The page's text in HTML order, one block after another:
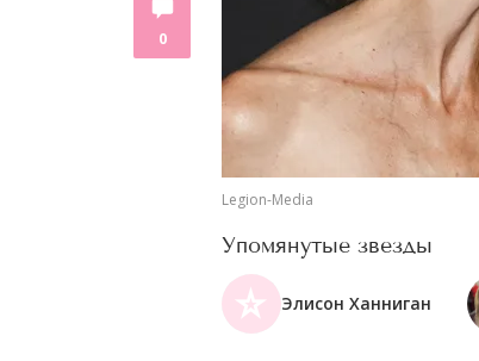
0
Legion-Media
Упомянутые звезды
Элисон Ханниган